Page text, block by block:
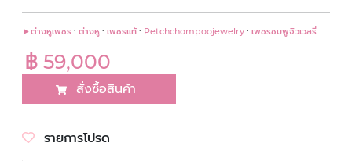
►ต่างหูเพชร : ต่างหู : เพชรเเท้ : Petchchompoojewelry : เพชรชมพูจิวเวลรี่
฿ 59,000
สั่งซื้อสินค้า
รายการโปรด